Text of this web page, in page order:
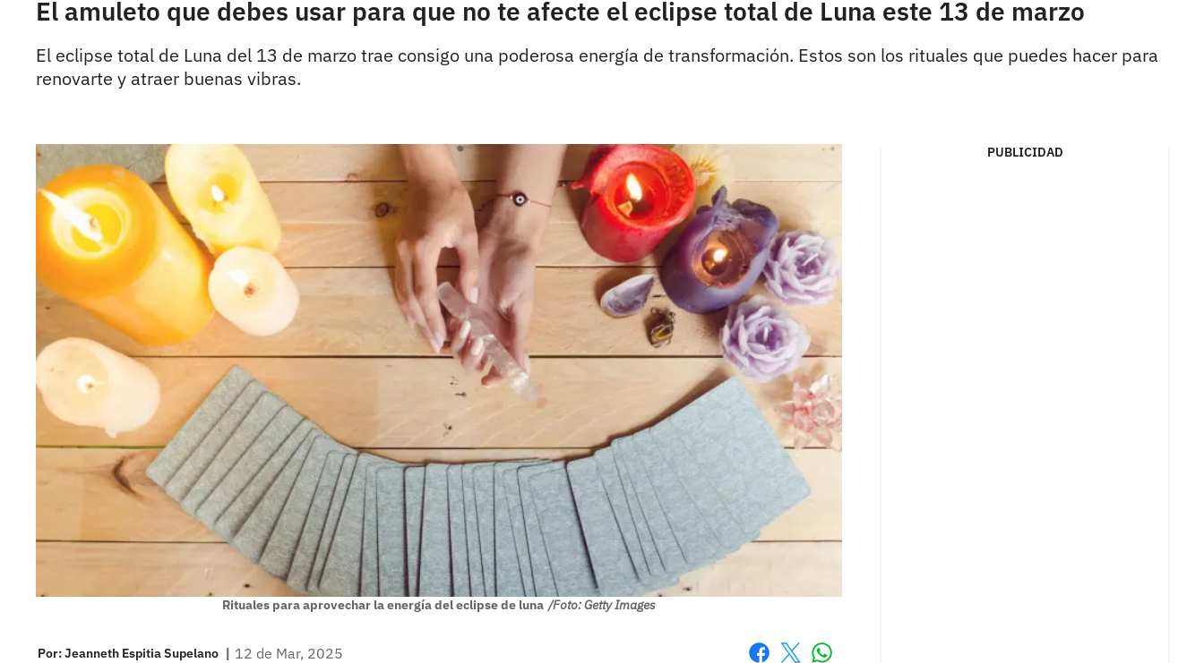
El amuleto que debes usar para que no te afecte el eclipse total de Luna este 13 de marzo
El eclipse total de Luna del 13 de marzo trae consigo una poderosa energía de transformación. Estos son los rituales que puedes hacer para
renovarte y atraer buenas vibras.
Rituales para aprovechar la energía del eclipse de luna /Foto: Getty Images
Por:Jeanneth Espitia Supelano | 12 de Mar, 2025
PUBLICIDAD